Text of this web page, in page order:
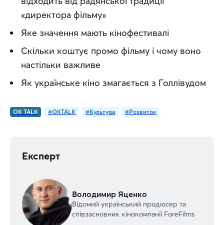
«директора фільму»
Яке значення мають кінофестивалі
Скільки коштує промо фільму і чому воно
настільки важливе
Як українське кіно змагається з Голлівудом
OK TALK #OKTALK #Культура #Розвиток
Експерт
Володимир Яценко
Відомий український продюсер та
співзасновник кінокомпанії ForeFilms